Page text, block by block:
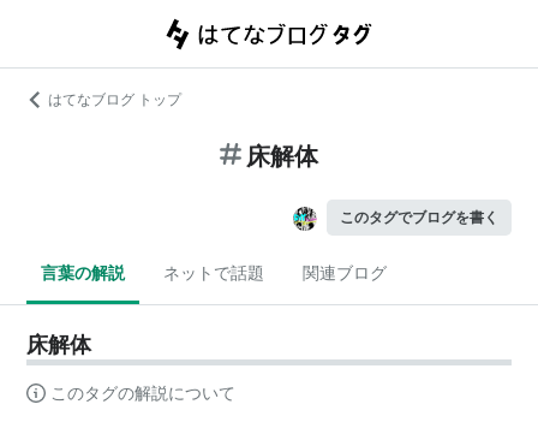
はてなブログ トップ
床解体
このタグでブログを書く
言葉の解説 ネットで話題 関連ブログ
床解体
このタグの解説について